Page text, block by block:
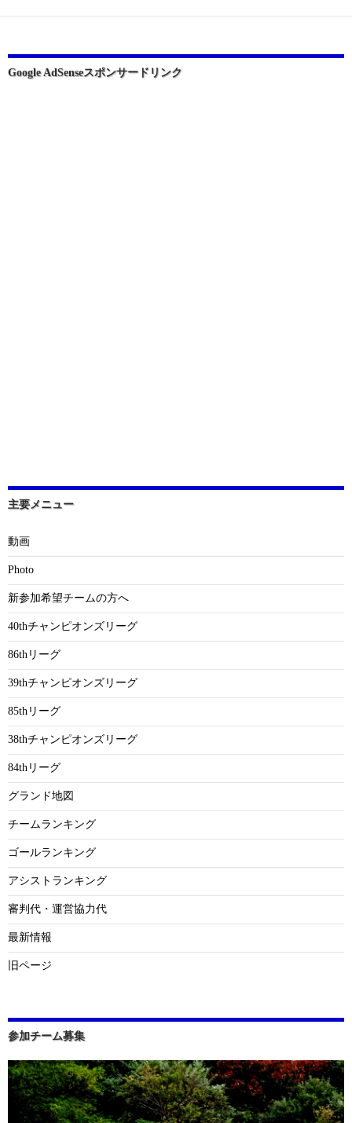
ー
ョ
Google AdSenseスポンサードリンク
主要メニュー
動画
Photo
新参加希望チームの方へ
40thチャンピオンズリーグ
86thリーグ
39thチャンピオンズリーグ
85thリーグ
38thチャンピオンズリーグ
84thリーグ
グランド地図
チームランキング
ゴールランキング
アシストランキング
審判代・運営協力代
最新情報
旧ページ
参加チーム募集